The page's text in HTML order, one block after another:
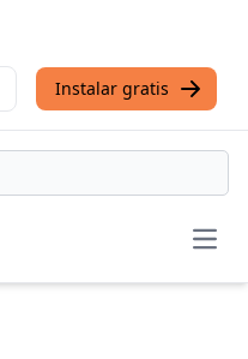
Instalar gratis